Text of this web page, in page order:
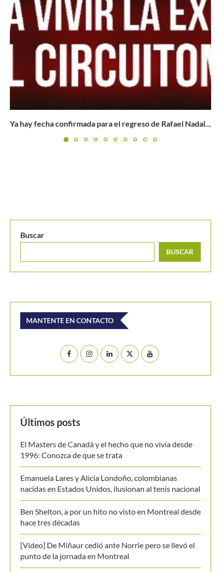
Juan Sebastián Gómez y Andrés Urrea se consagran
Buscar
BUSCAR
MANTENTE EN CONTACTO
El Masters de Canadá y el hecho que no vivía desde
1996: Conozca de que se trata
Emanuela Lares y Alicia Londoño, colombianas
nacidas en Estados Unidos, ilusionan al tenis nacional
Ben Shelton, a por un hito no visto en Montreal desde
hace tres décadas
[Video] De Miñaur cedió ante Norrie pero se llevó el
punto de la jornada en Montreal